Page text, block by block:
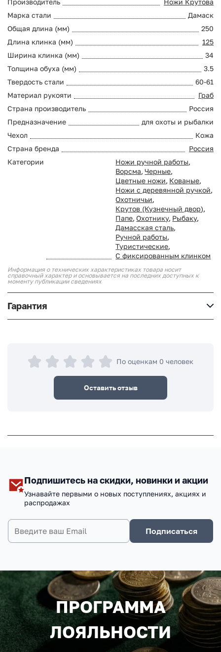
Производитель
Ножи Крутова
Марка стали
Дамаск
Общая длина (мм)
250
Длина клинка (мм)
125
Ширина клинка (мм)
34
Толщина обуха (мм)
3.5
Твердость стали
60-61
Материал рукояти
Граб
Страна производитель
Россия
Предназначение
для охоты и рыбалки
Чехол
Кожа
Страна бренда
Россия
Категории
Ножи ручной работы,
Ворсма, Черные,
Цветные ножи, Кованые,
Ножи с деревянной ручкой,
Охотничьи,
Крутов (Кузнечный двор),
Папе, Охотнику, Рыбаку,
Дамасская сталь,
Ручной работы,
Туристические,
С фиксированным клинком
Информация о технических характеристиках товара носит
справочный характер и основывается на последних доступных к
моменту публикации сведениях
Гарантия
По оценкам 0 человек
Оставить отзыв
Подпишитесь на скидки, новинки и акции
Узнавайте первыми о новых поступлениях, акциях и
распродажах
Подписаться
ПРОГРАММА
ЛОЯЛЬНОСТИ